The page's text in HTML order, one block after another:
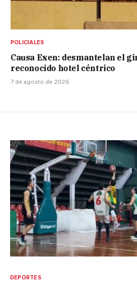
POLICIALES
Causa Exen: desmantelan el
reconocido hotel céntrico
7 de agosto de 2026
DEPORTES